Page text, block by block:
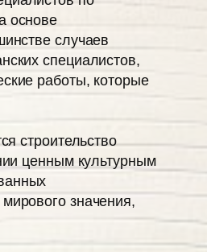
основе
случаев
специалистов,
работы, которые
строительство
ценным культурным
значения,